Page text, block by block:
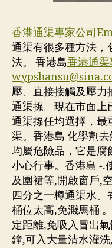
香港通渠專家公司
通渠有很多種方法，
法。 香港島香港通
壓、直接接觸及壓力
通渠揼。現在市面上
通渠揼任均選擇，最
渠。香港島 化學劑
均屬危險品，它是腐
小心行事。香港島 -.
及圍裙等,開啟窗戶,
四分之一樽通渠水
桶位太高,免濺馬桶
定距離,免吸入冒出
鐘,可入大量清水灌洗